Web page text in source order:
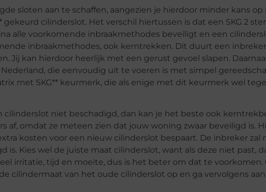
sloten aan te schaffen, aangezien je hierdoor minder kans
gekeurd cilinderslot. Het verschil hiertussen is dat een SKG 2
alle voorkomende inbraakmethodes beveiligt en een
inbraakmethodes, ook kerntrekken. Dit duurt een
Jij kan hierdoor heerlijk met een gerust gevoel slapen.
die eenvoudig uit te voeren is met simpel
met SKG** keurmerk, die als enige met dit keurmerk wel
cilinderslot niet beschadigd, dan kan je het beste ook
af, omdat ze meteen zien dat jouw woning zwaar beveiligd is.
kosten voor een nieuw cilinderslot bespaart. De inbreker zal
is. Kies wel de juiste maat cilinderslot, want als deze niet past,
irritatie, tijd en moeite, dus is het beter om dat te voorkomen.
cilindermaat van het oude cilinderslot op en ga vervolgens